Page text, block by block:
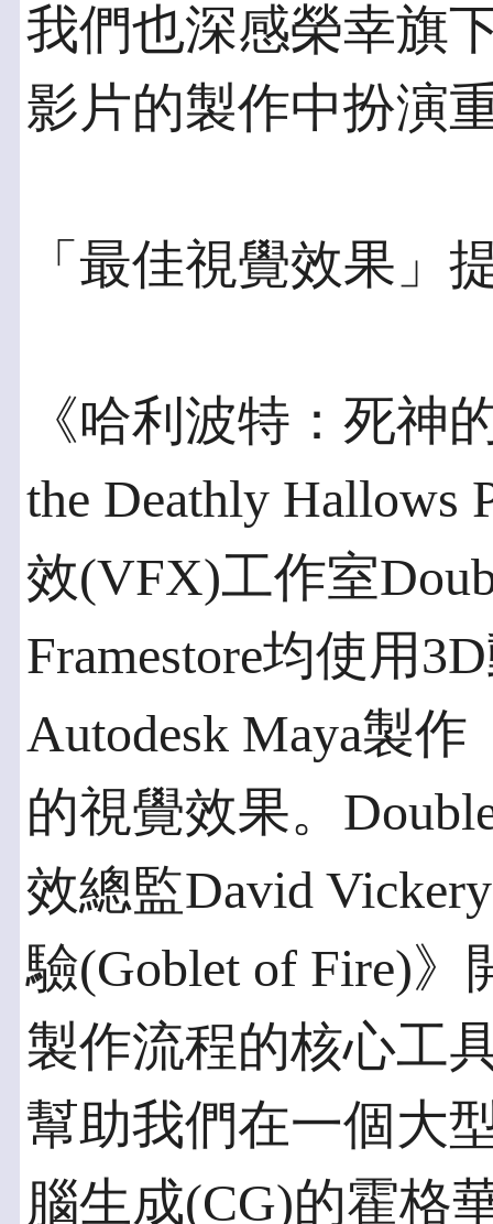
我們也深感榮幸旗
影片的製作中扮演
「最佳視覺效果」
《哈利波特：死神
the Deathly
效(VFX)工作室
Framestore均使用
Autodesk Maya製
的視覺效果。
效總監David
驗(Goblet of Fire)
製作流程的核心工
幫助我們在一個大
腦生成(CG)的霍格